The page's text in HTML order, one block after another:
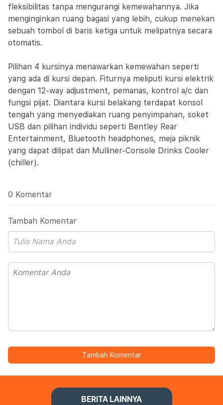
fleksibilitas tanpa mengurangi kemewahannya. Jika
menginginkan ruang bagasi yang lebih, cukup menekan
sebuah tombol di baris ketiga untuk melipatnya secara
otomatis.
Pilihan 4 kursinya menawarkan kemewahan seperti
yang ada di kursi depan. Fiturnya meliputi kursi elektrik
dengan 12-way adjustment, pemanas, kontrol a/c dan
fungsi pijat. Diantara kursi belakang terdapat konsol
tengah yang menyediakan ruang penyimpanan, soket
USB dan pilihan individu seperti Bentley Rear
Entertainment, Bluetooth headphones, meja piknik
yang dapat dilipat dan Mulliner-Console Drinks Cooler
(chiller).
0 Komentar
Tambah Komentar
Tambah Komentar
BERITA LAINNYA